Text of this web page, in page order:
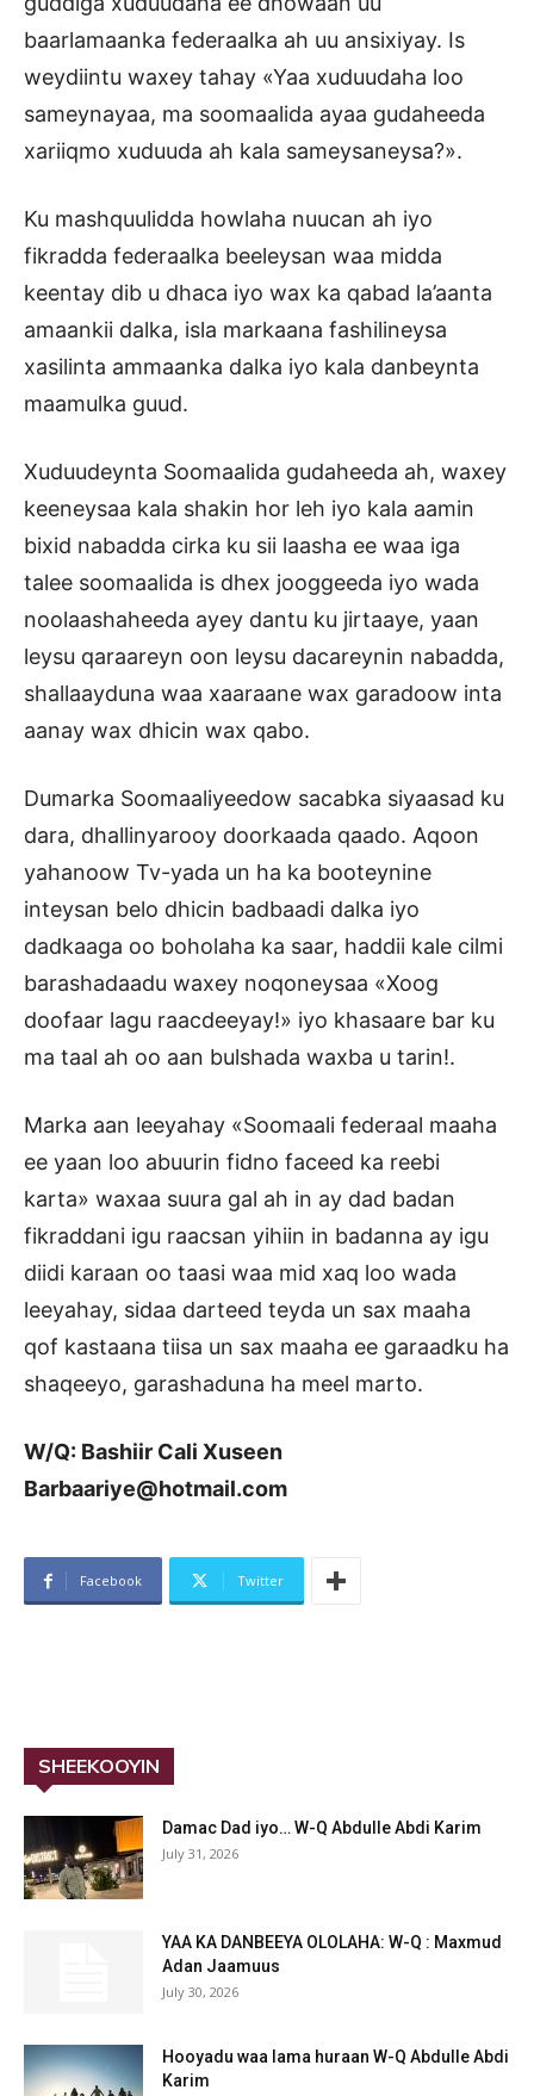
baarlamaanka federaalka ah uu ansixiyay. Is
weydiintu waxey tahay «Yaa xuduudaha loo
sameynayaa, ma soomaalida ayaa gudaheeda
xariiqmo xuduuda ah kala sameysaneysa?».
Ku mashquulidda howlaha nuucan ah iyo
fikradda federaalka beeleysan waa midda
keentay dib u dhaca iyo wax ka qabad la’aanta
amaankii dalka, isla markaana fashilineysa
xasilinta ammaanka dalka iyo kala danbeynta
maamulka guud.
Xuduudeynta Soomaalida gudaheeda ah, waxey
keeneysaa kala shakin hor leh iyo kala aamin
bixid nabadda cirka ku sii laasha ee waa iga
talee soomaalida is dhex jooggeeda iyo wada
noolaashaheeda ayey dantu ku jirtaaye, yaan
leysu qaraareyn oon leysu dacareynin nabadda,
shallaayduna waa xaaraane wax garadoow inta
aanay wax dhicin wax qabo.
Dumarka Soomaaliyeedow sacabka siyaasad ku
dara, dhallinyarooy doorkaada qaado. Aqoon
yahanoow Tv-yada un ha ka booteynine
inteysan belo dhicin badbaadi dalka iyo
dadkaaga oo boholaha ka saar, haddii kale cilmi
barashadaadu waxey noqoneysaa «Xoog
doofaar lagu raacdeeyay!» iyo khasaare bar ku
ma taal ah oo aan bulshada waxba u tarin!.
Marka aan leeyahay «Soomaali federaal maaha
ee yaan loo abuurin fidno faceed ka reebi
karta» waxaa suura gal ah in ay dad badan
fikraddani igu raacsan yihiin in badanna ay igu
diidi karaan oo taasi waa mid xaq loo wada
leeyahay, sidaa darteed teyda un sax maaha
qof kastaana tiisa un sax maaha ee garaadku ha
shaqeeyo, garashaduna ha meel marto.
W/Q: Bashiir Cali Xuseen
Barbaariye@hotmail.com
Facebook Twitter
SHEEKOOYIN
Damac Dad iyo… W-Q Abdulle Abdi Karim
July 31, 2026
YAA KA DANBEEYA OLOLAHA: W-Q : Maxmud
Adan Jaamuus
July 30, 2026
Hooyadu waa lama huraan W-Q Abdulle Abdi
Karim